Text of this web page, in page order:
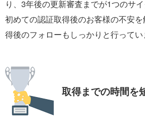
り、3年後の更新審査までが1つのサイ
初めての認証取得後のお客様の不安
得後のフォローもしっかりと行ってい
取得までの時間を